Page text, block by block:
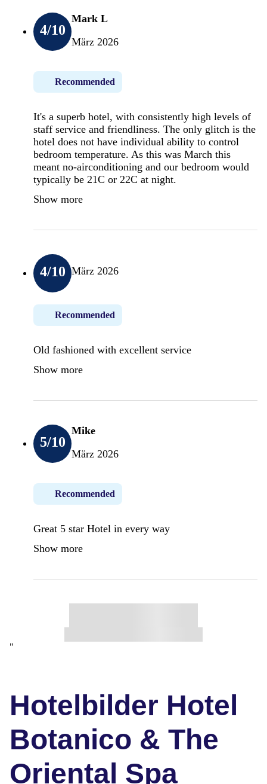
4/10
Mark L
März 2026
Recommended
It's a superb hotel, with consistently high levels of
staff service and friendliness. The only glitch is the
hotel does not have individual ability to control
bedroom temperature. As this was March this
meant no-airconditioning and our bedroom would
typically be 21C or 22C at night.
Show more
4/10 März 2026
Recommended
Old fashioned with excellent service
Show more
5/10
Mike
März 2026
Recommended
Great 5 star Hotel in every way
Show more
"
Hotelbilder Hotel
Botanico & The
Oriental Spa